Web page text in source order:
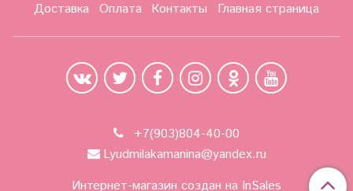
Доставка
Оплата Контакты Главная страница
+7(903)804-40-00
Lyudmilakamanina@yandex.ru
Интернет-магазин создан на InSales